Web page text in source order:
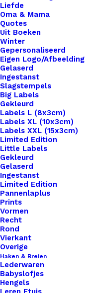
Liefde
Oma & Mama
Quotes
Uit Boeken
Winter
Gepersonaliseerd
Eigen Logo/Afbeelding
Gelaserd
Ingestanst
Slagstempels
Big Labels
Gekleurd
Labels L (8x3cm)
Labels XL (10x3cm)
Labels XXL (15x3cm)
Limited Edition
Little Labels
Gekleurd
Gelaserd
Ingestanst
Limited Edition
Pannenlaplus
Prints
Vormen
Recht
Rond
Vierkant
Overige
Haken & Breien
Lederwaren
Babyslofjes
Hengels
Home
Haken &
Scheepjes Catona
Gram
€
Catona is een
garen. Geschikt
bijvoorbeeld
Naaldgebruik 2,5 –